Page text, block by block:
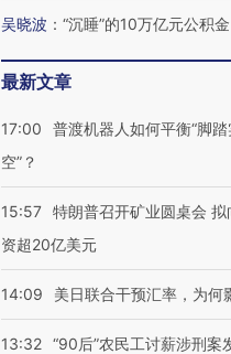
吴晓波 ： “沉睡”的10万亿元公积金
最新文章
17:00
普渡机器人如何平衡“脚踏
空”？
15:57 特朗普召开矿业圆桌会 拟
资超20亿美元
14:09 美日联合干预汇率，为何
13:32 “90后”农民工讨薪涉刑案